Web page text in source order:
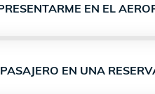
EN EL
EN UNA